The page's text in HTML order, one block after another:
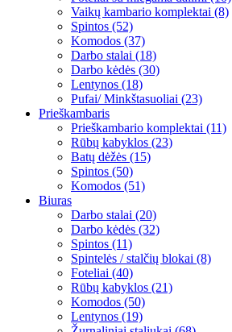
Vaikų kambario komplektai (8)
Spintos (52)
Komodos (37)
Darbo stalai (18)
Darbo kėdės (30)
Lentynos (18)
Pufai/ Minkštasuoliai (23)
Prieškambaris
Prieškambario komplektai (11)
Rūbų kabyklos (23)
Batų dėžės (15)
Spintos (50)
Komodos (51)
Biuras
Darbo stalai (20)
Darbo kėdės (32)
Spintos (11)
Spintelės / stalčių blokai (8)
Foteliai (40)
Rūbų kabyklos (21)
Komodos (50)
Lentynos (19)